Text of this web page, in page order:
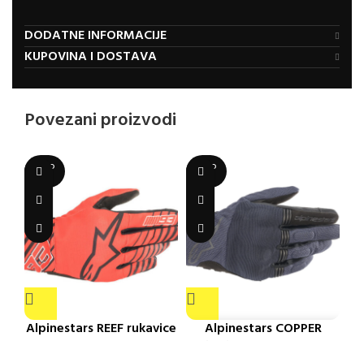
DODATNE INFORMACIJE
KUPOVINA I DOSTAVA
Povezani proizvodi
SOLD
OUT
Alpinestars REEF rukavice
SOLD
OUT
Alpinestars COPPER